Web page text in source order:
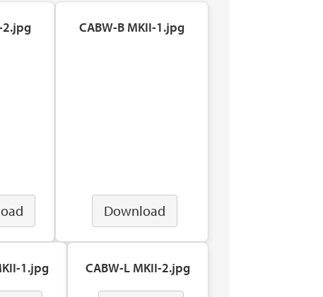
2.jpg CABW-B MKII-1.jpg
Download
1.jpg CABW-L MKII-2.jpg